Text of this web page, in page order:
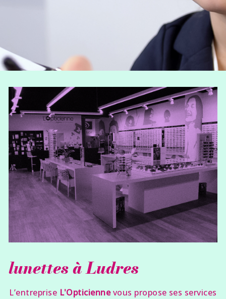
lunettes à Ludres
L’entreprise L'Opticiennevous propose ses services